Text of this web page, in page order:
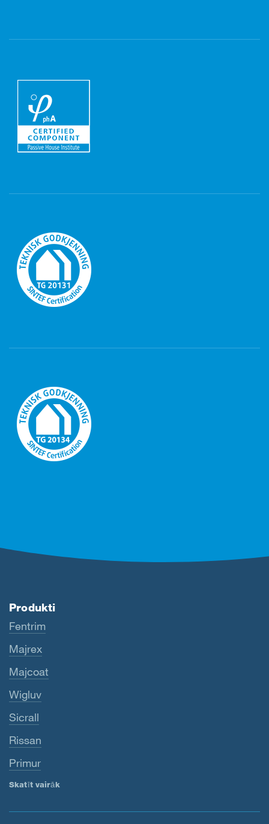
Produkti
Fentrim
Majrex
Majcoat
Wigluv
Sicrall
Rissan
Primur
Skatīt vairāk